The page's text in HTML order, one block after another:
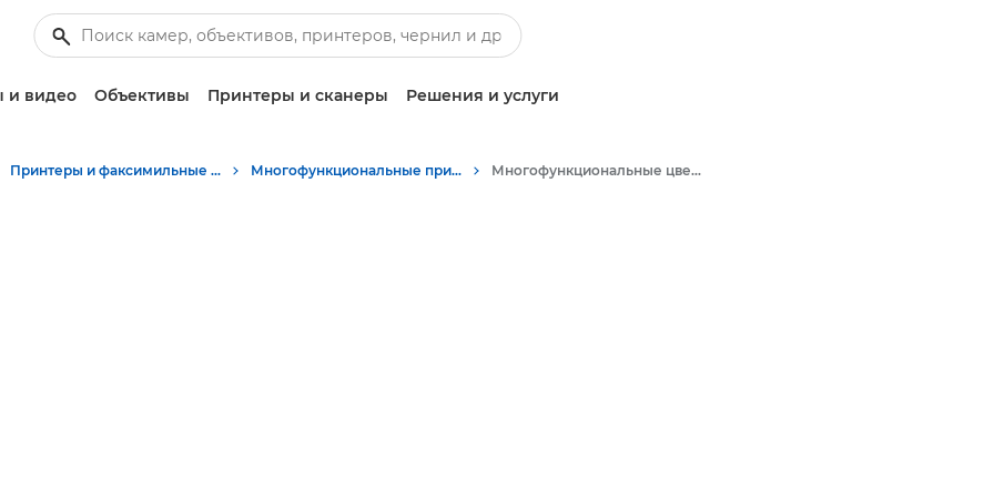
и видео Объективы Принтеры и сканеры Решения и услуги
Принтеры и факсимильные аппараты для бизнеса Многофункциональные принтеры - Принтеры «Все в одном» Многофункциональные цветные принтеры